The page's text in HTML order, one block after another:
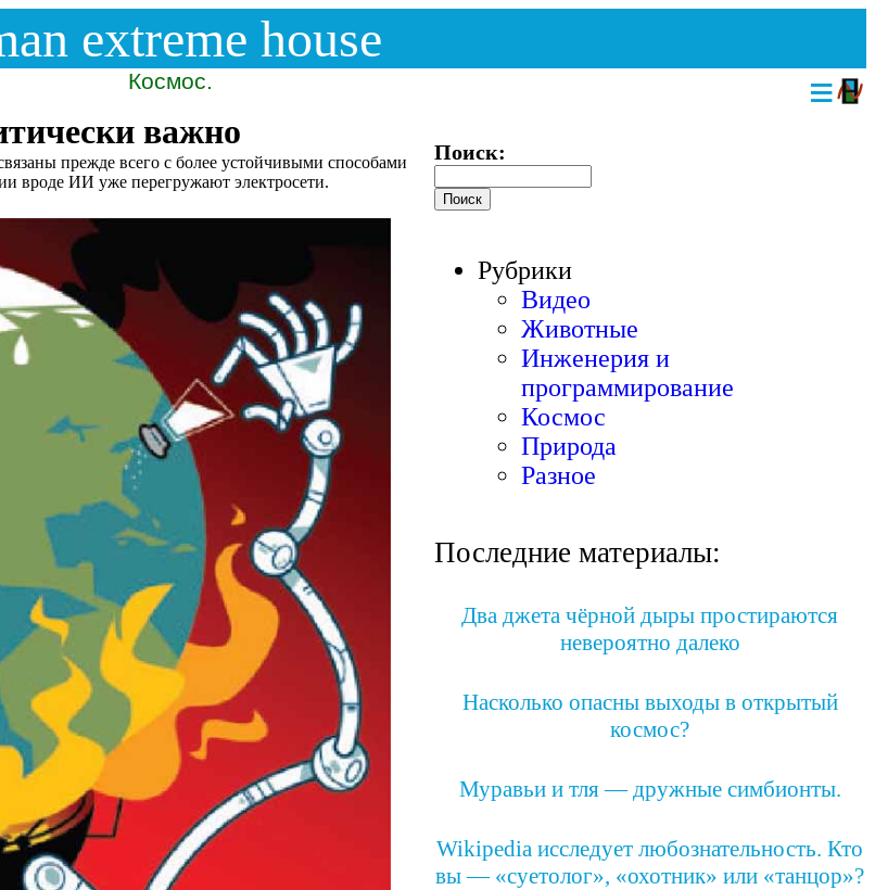
extreme house
Космос. ≡
важно
прежде всего с более устойчивыми способами
вроде ИИ уже перегружают электросети.
Поиск:
Рубрики
Видео
Животные
Инженерия и
программирование
Космос
Природа
Разное
Последние материалы:
Два джета чёрной дыры простираются
невероятно далеко
Насколько опасны выходы в открытый
космос?
Муравьи и тля — дружные симбионты.
Wikipedia исследует любознательность. Кто
вы — «суетолог», «охотник» или «танцор»?